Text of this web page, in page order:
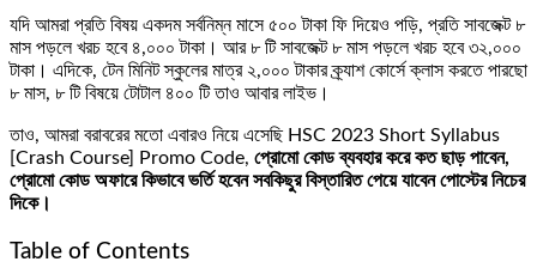
যদি আমরা প্রতি বিষয় একদম সর্বনিম্ন মাসে ৫০০ টাকা ফি দিয়েও পড়ি, প্রতি সাবজেক্ট ৮
মাস পড়লে খরচ হবে ৪,০০০ টাকা। আর ৮ টি সাবজেক্ট ৮ মাস পড়লে খরচ হবে ৩২,০০০
টাকা। এদিকে, টেন মিনিট স্কুলের মাত্র ২,০০০ টাকার ক্র্যাশ কোর্সে ক্লাস করতে পারছো
৮ মাস, ৮ টি বিষয়ে টোটাল ৪০০ টি তাও আবার লাইভ।
তাও, আমরা বরাবরের মতো এবারও নিয়ে এসেছি HSC 2023 Short Syllabus
[Crash Course] Promo Code, প্রোমো কোড ব্যবহার করে কত ছাড় পাবেন,
প্রোমো কোড অফারে কিভাবে ভর্তি হবেন সবকিছুর বিস্তারিত পেয়ে যাবেন পোস্টের নিচের
দিকে।
Table of Contents